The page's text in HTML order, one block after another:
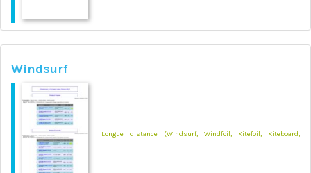
Windsurf
Longue distance (Windsurf, Windfoil, Kitefoil, Kiteboard,